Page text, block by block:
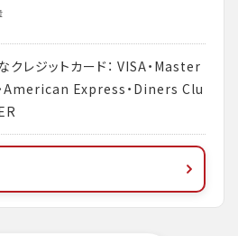
クレジットカード： VISA・Master
American Express・Diners Clu